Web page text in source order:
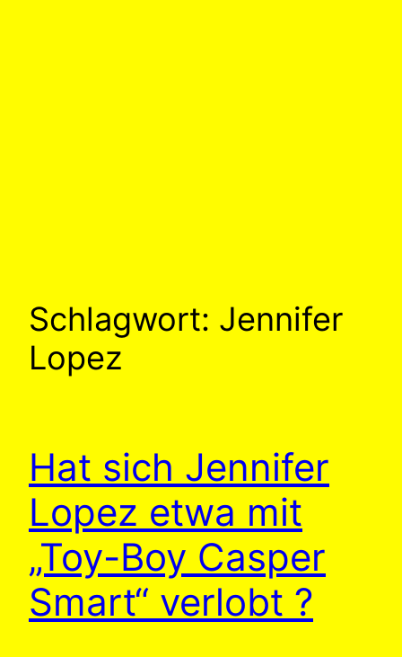
Schlagwort: Jennifer
Lopez
Hat sich Jennifer
Lopez etwa mit
„Toy-Boy Casper
Smart“ verlobt ?